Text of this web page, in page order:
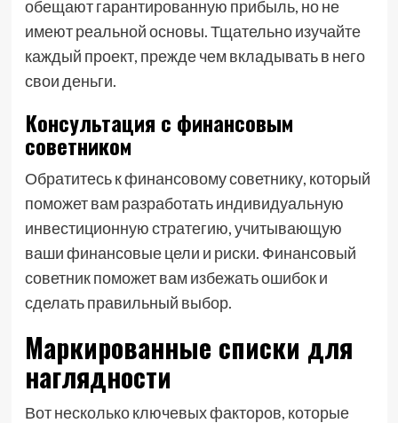
обещают гарантированную прибыль, но не
имеют реальной основы. Тщательно изучайте
каждый проект, прежде чем вкладывать в него
свои деньги.
Консультация с финансовым
советником
Обратитесь к финансовому советнику, который
поможет вам разработать индивидуальную
инвестиционную стратегию, учитывающую
ваши финансовые цели и риски. Финансовый
советник поможет вам избежать ошибок и
сделать правильный выбор.
Маркированные списки для
наглядности
Вот несколько ключевых факторов, которые